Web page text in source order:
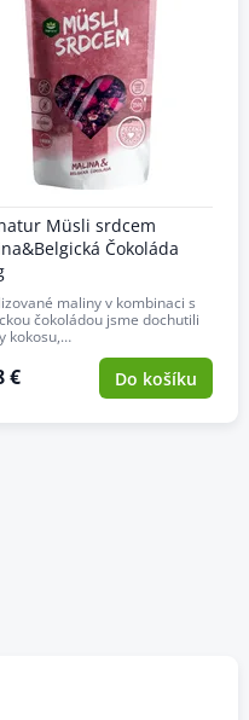
Müsli srdcem
Čokoláda
maliny v kombinaci s
čokoládou jsme dochutili
kokosu,…
€ Do košíku